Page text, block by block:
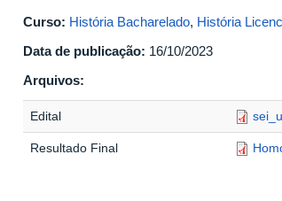
Curso: História Bacharelado, História
Data de publicação: 16/10/2023
Arquivos:
Edital
Resultado Final